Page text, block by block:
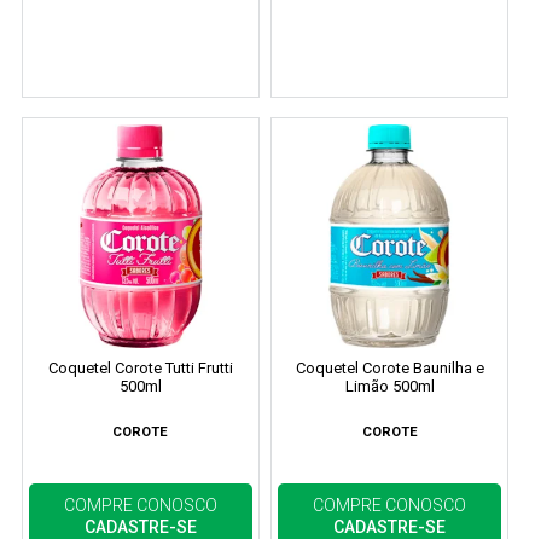
Coquetel Corote Tutti Frutti
500ml
COROTE
COMPRE CONOSCO
CADASTRE-SE
Coquetel Corote Baunilha e
Limão 500ml
COROTE
COMPRE CONOSCO
CADASTRE-SE